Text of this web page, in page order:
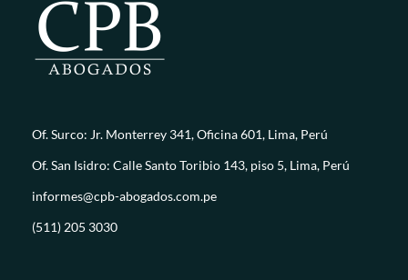
Of. Surco: Jr. Monterrey 341, Oficina 601, Lima, Perú
Of. San Isidro: Calle Santo Toribio 143, piso 5, Lima, Perú
informes@cpb-abogados.com.pe
(511) 205 3030